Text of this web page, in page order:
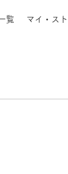
覧 マイ・ス